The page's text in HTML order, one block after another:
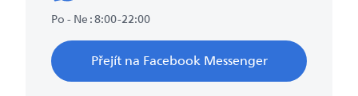
Po - Ne : 8:00-22:00
Přejít na Facebook Messenger